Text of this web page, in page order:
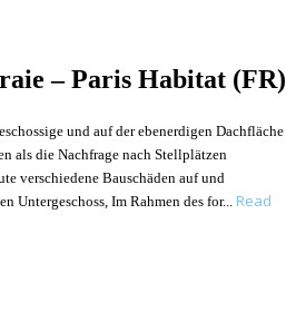
– Paris Habitat (FR)
und auf der ebenerdigen Dachfläche
als die Nachfrage nach Stellplätzen
verschiedene Bauschäden auf und
Untergeschoss, Im Rahmen des for
Read